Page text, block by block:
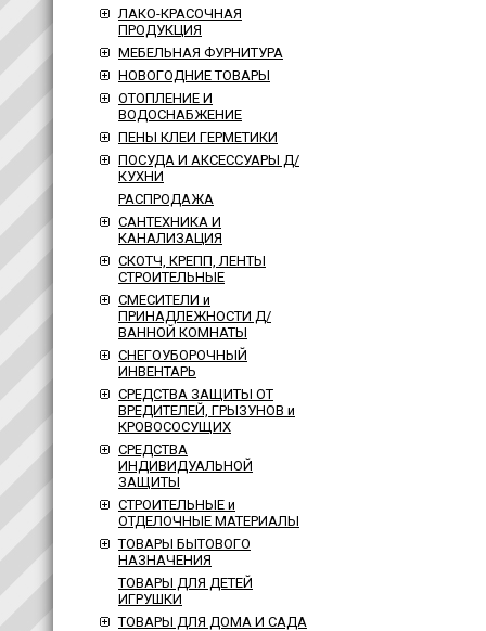
ЛАКО-КРАСОЧНАЯ
ПРОДУКЦИЯ
МЕБЕЛЬНАЯ ФУРНИТУРА
НОВОГОДНИЕ ТОВАРЫ
ОТОПЛЕНИЕ И
ВОДОСНАБЖЕНИЕ
ПЕНЫ КЛЕИ ГЕРМЕТИКИ
ПОСУДА И АКСЕССУАРЫ Д/
КУХНИ
РАСПРОДАЖА
САНТЕХНИКА И
КАНАЛИЗАЦИЯ
СКОТЧ, КРЕПП, ЛЕНТЫ
СТРОИТЕЛЬНЫЕ
СМЕСИТЕЛИ и
ПРИНАДЛЕЖНОСТИ Д/
ВАННОЙ КОМНАТЫ
СНЕГОУБОРОЧНЫЙ
ИНВЕНТАРЬ
СРЕДСТВА ЗАЩИТЫ ОТ
ВРЕДИТЕЛЕЙ, ГРЫЗУНОВ и
КРОВОСОСУЩИХ
СРЕДСТВА
ИНДИВИДУАЛЬНОЙ
ЗАЩИТЫ
СТРОИТЕЛЬНЫЕ и
ОТДЕЛОЧНЫЕ МАТЕРИАЛЫ
ТОВАРЫ БЫТОВОГО
НАЗНАЧЕНИЯ
ТОВАРЫ ДЛЯ ДЕТЕЙ
ИГРУШКИ
ТОВАРЫ ДЛЯ ДОМА И САДА